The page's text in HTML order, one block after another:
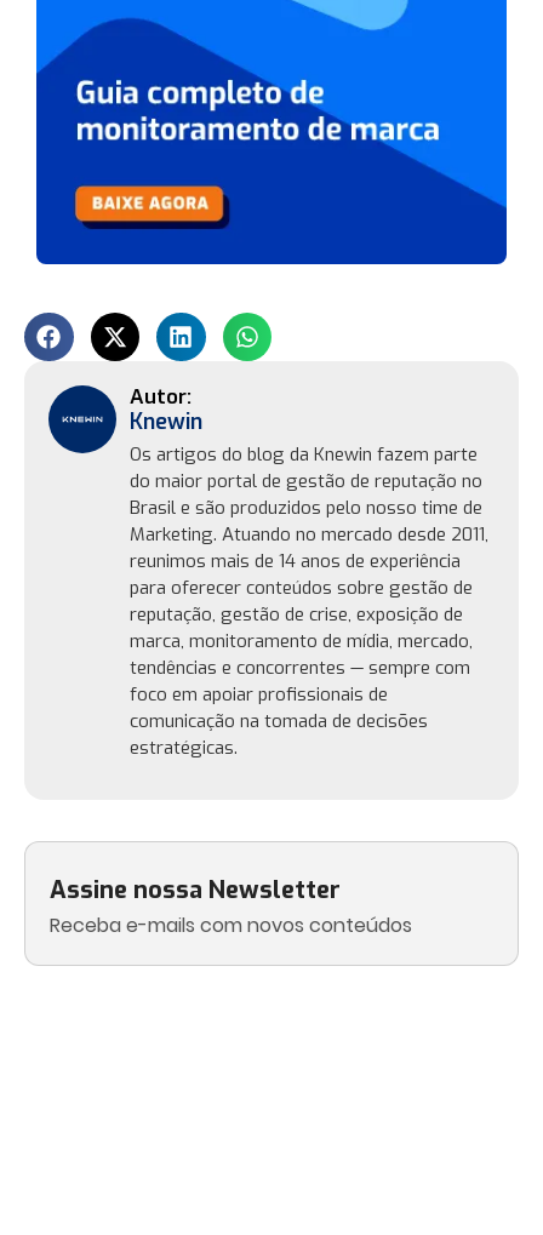
Assine nossa Newsletter
Receba e-mails com novos conteúdos
Knewin
Os artigos do blog da Knewin fazem parte
do maior portal de gestão de reputação no
Brasil e são produzidos pelo nosso time de
Marketing. Atuando no mercado desde 2011,
reunimos mais de 14 anos de experiência
para oferecer conteúdos sobre gestão de
reputação, gestão de crise, exposição de
marca, monitoramento de mídia, mercado,
tendências e concorrentes — sempre com
foco em apoiar profissionais de
comunicação na tomada de decisões
estratégicas.